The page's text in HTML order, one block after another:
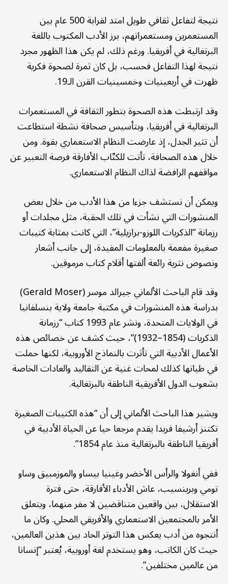
نتيجة لتفاعل ثقافي طويل امتد لقرابة 500 عام بين
المستعمرين ومستعمراتهم، برز الأدب المكتوب باللغة
البرتغالية في أفريقيا. ورغم ذلك، لم يكن هذا الظهور مجرد
نتيجة لهذا التفاعل فحسب، بل كان ثمرة لصحوة فكرية
ظهرت في أربعينيات وخمسينيات القرن الـ19.
وقد ارتبطت هذه الصحوة بتطور الثقافة في المستعمرات
البرتغالية في أفريقيا، وبتأسيس صحافة نشطة استطاعت
أن تثير الجدل، إذ عارضت النظام الاستعماري بقوة. ومن
خلال هذه الصحافة، تأتت للكتّاب الأفارقة فرصة التعبير عن
مواقفهم الرافضة لذاك النظام الاستعماري.
ويمكن أن نستشف جزءا من هذا الأدب من خلال بعض
المنشورات التي نشأت في تلك الحقبة، مثل مجلدات أو
رزمانة “الذكريات اللوزو-برازيلية”، التي كانت بمثابة كتيبات
صغيرة مفعمة بالمعلومات المفيدة، إلى جانب أشعار
ونصوص نثرية رائعة ألفتها أقلام كتاب مرموقين.
وقد قام الباحث الألماني جيرالد موسر (Gerald Moser)
بدراسة هذه المنشورات في مكتبة جامعة ولاية بنسلفانيا
في الولايات المتحدة، ونشر عام 1993 كتاب “رزمانة
الذكريات (1854–1932)”، حيث كشف عن خصائص هذه
الأعمال الأدبية التي تأثرت بالنماذج الأوروبية، لكنها حملت
في طياتها كذلك لمحات غنية عن التقاليد والعادات الخاصة
بشعوب الدول الأفريقية الناطقة بالبرتغالية.
ويشير هذا الباحث الألماني إلى أن “هذه الكتيبات الصغيرة
تكتنز أرشيفا فريدا يقدم مرجعا حيا عن الحياة الأدبية في
أفريقيا الناطقة بالبرتغالية منذ عام 1854”.
ففي أنغولا والرأس الأخضر وغينيا بيساو والموزمبيق وساو
تومي وبرينسيب، عاش الأدباء الأفارقة، حتى فترة
الاستقلال، بين واقعين متناقضين لا مفر منهما، ويتعلق
الأمر بالمجتمعين الاستعماري والأفريقي المحلي. وكان ما
أنتجوه من أدب يعكس هذا التوتر الحاد بين هذين العالمين،
حيث كان الكاتب، وهو يستخدم لغة أوروبية، يُعتبر “إنسانا
من عالمين مختلفين”.